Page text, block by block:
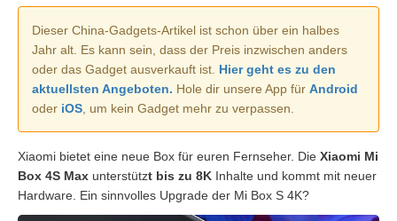
Dieser China-Gadgets-Artikel ist schon über ein halbes
Jahr alt. Es kann sein, dass der Preis inzwischen anders
oder das Gadget ausverkauft ist. Hier geht es zu den
aktuellsten Angeboten. Hole dir unsere App für Android
oder iOS, um kein Gadget mehr zu verpassen.
Xiaomi bietet eine neue Box für euren Fernseher. Die Xiaomi Mi
Box 4S Max unterstützt bis zu 8K Inhalte und kommt mit neuer
Hardware. Ein sinnvolles Upgrade der Mi Box S 4K?